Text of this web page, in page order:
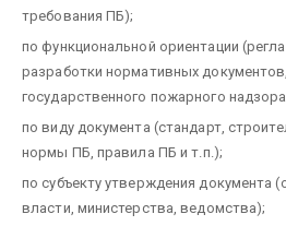
требования ПБ);
по функциональной ориентации
разработки нормативных
государственного пожарного надзора
по виду документа (стандарт,
нормы ПБ, правила ПБ и т.п.);
по субъекту утверждения документа
власти, министерства, ведомства);